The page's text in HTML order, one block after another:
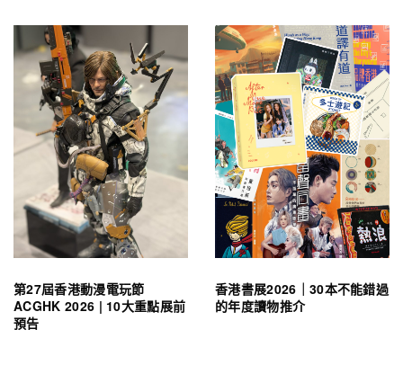
第27屆香港動漫電玩節
ACGHK 2026 | 10大重點展前
預告
香港書展2026｜30本不能錯過
的年度讀物推介